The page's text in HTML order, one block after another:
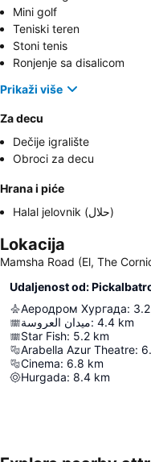
Mini golf
Teniski teren
Stoni tenis
Ronjenje sa disalicom
Prikaži više
Za decu
Dečije igralište
Obroci za decu
Hrana i piće
Halal jelovnik (حلال)
Lokacija
Mamsha Road (El, The
Udaljenost od:
Аеродром Хургада: 3.2
ميدان العروسة: 4.4 km
Star Fish: 5.2 km
Arabella Azur Theatre:
Cinema: 6.8 km
Hurgada: 8.4 km